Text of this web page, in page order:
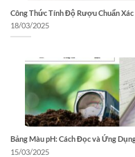
Công Thức Tính Độ Rượu Chuẩn
18/03/2025
Bảng Màu pH: Cách Đọc và Ứng
15/03/2025